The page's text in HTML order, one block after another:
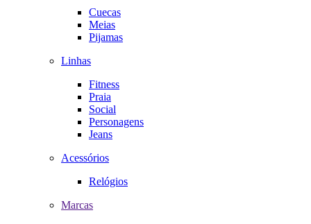
Cuecas
Meias
Pijamas
Linhas
Fitness
Praia
Social
Personagens
Jeans
Acessórios
Relógios
Marcas